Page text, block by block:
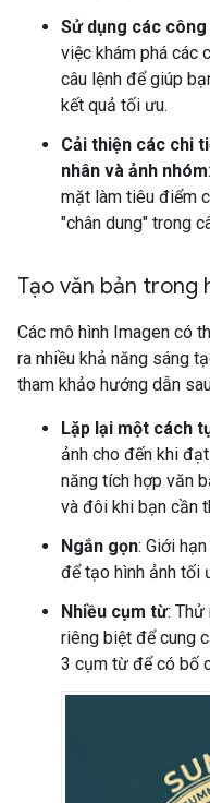
Sử dụng các
việc khám phá các
câu lệnh để giúp
kết quả tối ưu.
Cải thiện các chi
nhân và ảnh nhóm
mặt làm tiêu điểm
"chân dung" trong
Tạo văn bản trong
Các mô hình Imagen có
ra nhiều khả năng sáng
tham khảo hướng dẫn
Lặp lại một cách
ảnh cho đến khi
năng tích hợp văn
và đôi khi bạn cần
Ngắn gọn: Giới
để tạo hình ảnh tối
Nhiều cụm từ: Thử
riêng biệt để cung
3 cụm từ để có bố